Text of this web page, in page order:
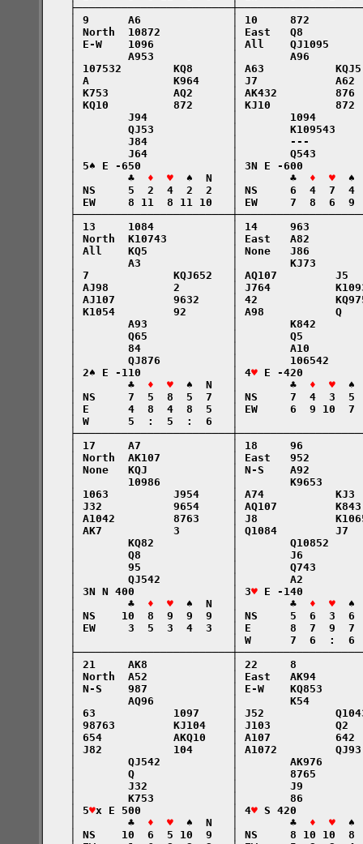
│ 9      A6              │ 10     872
│ North  10872           │ East   Q8
│ E-W    1096            │ All    QJ1095
│        A953            │        A96
│ 107532        KQ8      │ A63
│ A             K964     │ J7
│ K753          AQ2      │ AK432
│ KQ10          872      │ KJ10
│        J94             │        1094
│        QJ53            │        K109543
│        J84             │        ---
│        J64             │        Q543
│ 5♠ E -650              │ 3N E -600
    │        ♣
♦  ♥
  ♠  N   │        ♣
♦  ♥
♠
│ NS     5  2  4  2  2   │ NS     6  4  7
│ EW     8 11  8 11 10   │ EW     7  8  6
│ 13     1084            │ 14     963
│ North  K10743          │ East   A82
│ All    KQ5             │ None   J86
│        A3              │        KJ73
│ 7             KQJ652   │ AQ107         J5
│ AJ98          2        │ J764
│ AJ107         9632     │ 42
│ K1054         92       │ A98           Q
│        A93             │        K842
│        Q65             │        Q5
│        84              │        A10
│        QJ876           │        106542
    │ 2♠ E -110              │ 4
♥ E -420
    │        ♣
♦  ♥
  ♠  N   │        ♣
♦  ♥
♠
│ NS     7  5  8  5  7   │ NS     7  4  3
│ E      4  8  4  8  5   │ EW     6  9 10
│ W      5  :  5  :  6   │
│ 17     A7              │ 18     96
│ North  AK107           │ East   952
│ None   KQJ             │ N-S    A92
│        10986           │        K9653
│ 1063          J954     │ A74
│ J32           9654     │ AQ107
│ A1042         8763     │ J8
│ AK7           3        │ Q1084         J7
│        KQ82            │        Q10852
│        Q8              │        J6
│        95              │        Q743
│        QJ542           │        A2
    │ 3N N 400               │ 3
♥ E -140
    │        ♣
♦  ♥
  ♠  N   │        ♣
♦  ♥
♠
│ NS    10  8  9  9  9   │ NS     5  6  3
│ EW     3  5  3  4  3   │ E      8  7  9
│                        │ W      7  6  :
│ 21     AK8             │ 22     8
│ North  A52             │ East   AK94
│ N-S    987             │ E-W    KQ853
│        AQ96            │        K54
│ 63            1097     │ J52
│ 98763         KJ104    │ J103          Q2
│ 654           AKQ10    │ A107
│ J82           104      │ A1072
│        QJ542           │        AK976
│        Q               │        8765
│        J32             │        J9
│        K753            │        86
    │ 5
♥x E 500              │ 4♥ S 420
    │        ♣
♦  ♥
  ♠  N   │        ♣
♦  ♥
♠
│ NS    10  6  5 10  9   │ NS     8 10 10